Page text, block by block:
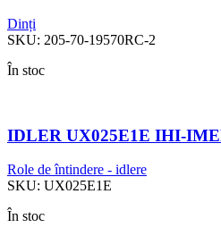
Dinți
SKU: 205-70-19570RC-2
În stoc
IDLER UX025E1E IHI-
Role de întindere - idlere
SKU: UX025E1E
În stoc